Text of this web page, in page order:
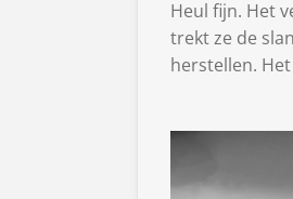
Heul fijn. Het
trekt ze de
herstellen.